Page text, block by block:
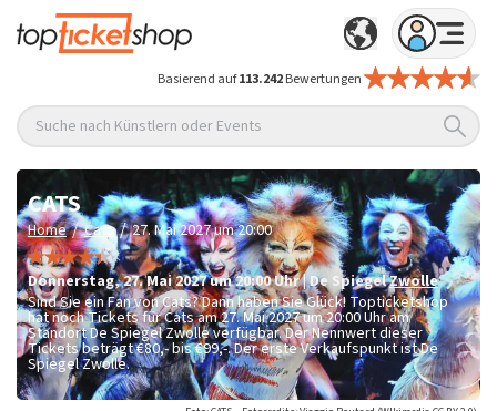
Basierend auf113.242Bewertungen
Suche nach Künstlern oder Events
CATS
Home / Cats / 27. Mai 2027 um 20:00
Donnerstag,27. Mai 2027 um 20:00Uhr|De SpiegelZwolle
Sind Sie ein Fan von Cats? Dann haben Sie Glück! Topticketshop
hat noch Tickets für Cats am 27. Mai 2027 um 20:00 Uhr am
Standort De Spiegel Zwolle verfügbar. Der Nennwert dieser
Tickets beträgt€80,- bis €99,-. Der erste Verkaufspunkt ist De
Spiegel Zwolle.